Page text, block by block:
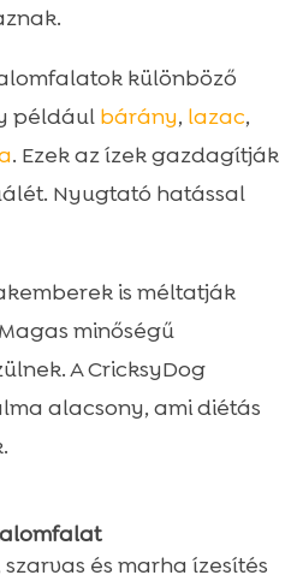
különböző
például bárány, lazac,
. Ezek az ízek gazdagítják
Nyugtató hatással
is méltatják
minőségű
A CricksyDog
alacsony, ami diétás
és marha ízesítés